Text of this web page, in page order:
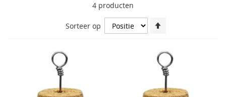
4 producten
Sorteer op
laag
sorteren